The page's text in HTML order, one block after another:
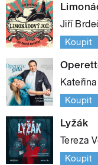
Jiří
Koupit
Koupit
Lyžák
Tereza
Koupit